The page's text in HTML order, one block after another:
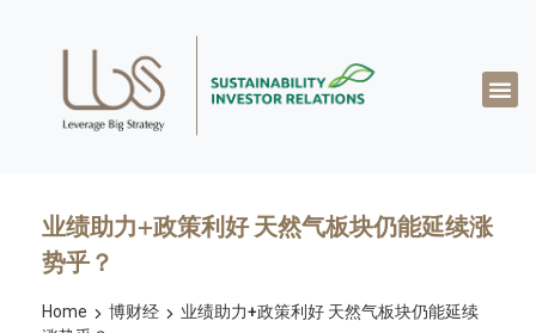
业绩助力+政策利好 天然气板块仍能延续涨
势乎？
Home 博财经
业绩助力+政策利好 天然气板块仍能延续